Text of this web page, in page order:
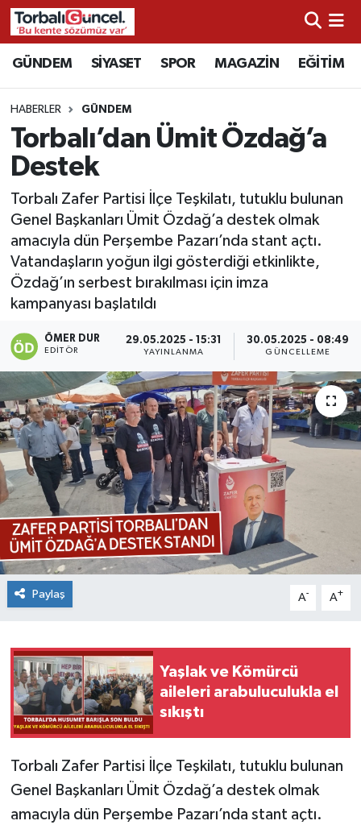
GÜNDEM SİYASET SPOR MAGAZİN EĞİTİM
HABERLER GÜNDEM
Torbalı’dan Ümit Özdağ’a
Destek
Torbalı Zafer Partisi İlçe Teşkilatı, tutuklu bulunan
Genel Başkanları Ümit Özdağ’a destek olmak
amacıyla dün Perşembe Pazarı’nda stant açtı.
Vatandaşların yoğun ilgi gösterdiği etkinlikte,
Özdağ’ın serbest bırakılması için imza
kampanyası başlatıldı
ÖMER DUR
EDITÖR
29.05.2025 - 15:31
YAYINLANMA
30.05.2025 - 08:49
GÜNCELLEME
Paylaş A- A+
Yaşlak ve Kömürcü
aileleri arabuluculukla el
sıkıştı
Torbalı Zafer Partisi İlçe Teşkilatı, tutuklu bulunan
Genel Başkanları Ümit Özdağ’a destek olmak
amacıyla dün Perşembe Pazarı’nda stant açtı.
İzmir Nöbetçi Eczaneler
İzmir Hava Durumu
İzmir Namaz Vakitleri
Süper Lig Puan Durumu ve Fikstür
Tüm Manşetler
Son Dakika Haberleri
Haber Arşivi